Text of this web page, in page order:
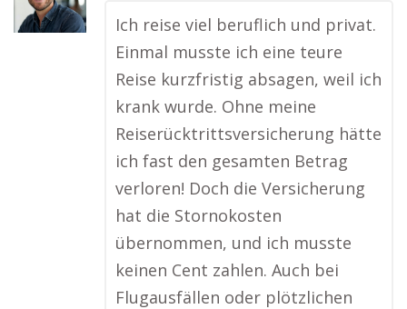
Ich reise viel beruflich und privat.
Einmal musste ich eine teure
Reise kurzfristig absagen, weil ich
krank wurde. Ohne meine
Reiserücktrittsversicherung hätte
ich fast den gesamten Betrag
verloren! Doch die Versicherung
hat die Stornokosten
übernommen, und ich musste
keinen Cent zahlen. Auch bei
Flugausfällen oder plötzlichen